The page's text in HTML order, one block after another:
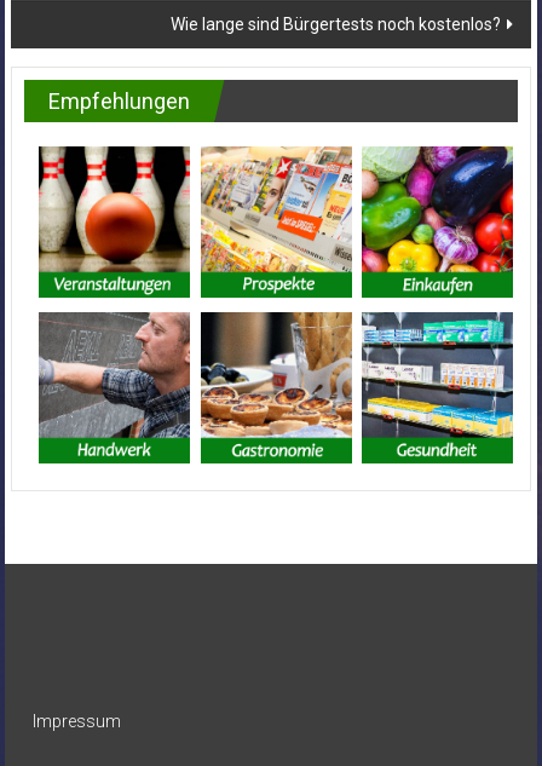
Wie lange sind Bürgertests noch kostenlos?
Empfehlungen
Impressum